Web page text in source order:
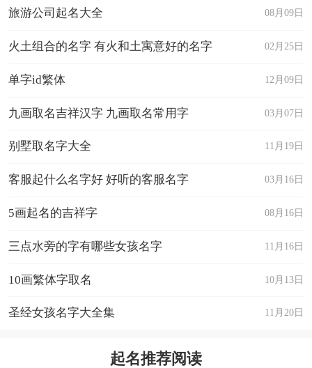
08月09日
旅游公司起名大全
02月25日
火土组合的名字 有火和土寓意好的名字
12月09日
单字id繁体
03月07日
九画取名吉祥汉字 九画取名常用字
11月19日
别墅取名字大全
03月16日
客服起什么名字好 好听的客服名字
08月16日
5画起名的吉祥字
11月16日
三点水旁的字有哪些女孩名字
10月13日
10画繁体字取名
11月20日
圣经女孩名字大全集
起名推荐阅读